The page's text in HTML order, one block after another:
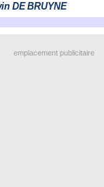
emplacement publicitaire